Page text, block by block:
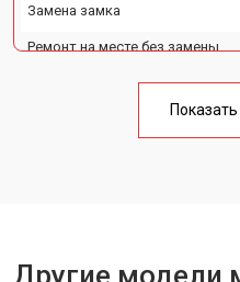
Замена замка
Ремонт на месте без замены
Замена вторичного
Прошивка
Другие модели